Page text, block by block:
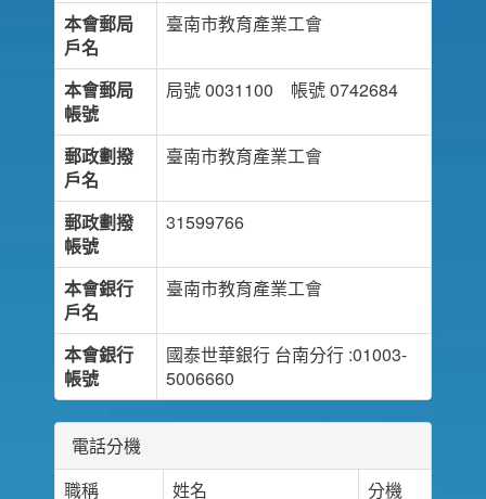
本會郵局
戶名
臺南市教育產業工會
本會郵局
帳號
局號 0031100 帳號 0742684
郵政劃撥
戶名
臺南市教育產業工會
郵政劃撥
帳號
31599766
本會銀行
戶名
臺南市教育產業工會
本會銀行
帳號
國泰世華銀行 台南分行 :01003-
5006660
電話分機
職稱
姓名
分機